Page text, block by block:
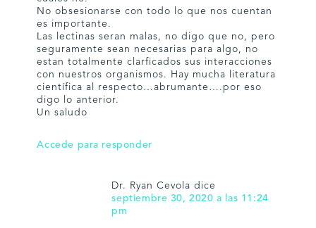
No obsesionarse con todo lo que nos cuentan
es importante.
Las lectinas seran malas, no digo que no, pero
seguramente sean necesarias para algo, no
estan totalmente clarficados sus interacciones
con nuestros organismos. Hay mucha literatura
científica al respecto…abrumante….por eso
digo lo anterior.
Un saludo
Accede para responder
Dr. Ryan Cevola dice
septiembre 30, 2020 a las 11:24
pm